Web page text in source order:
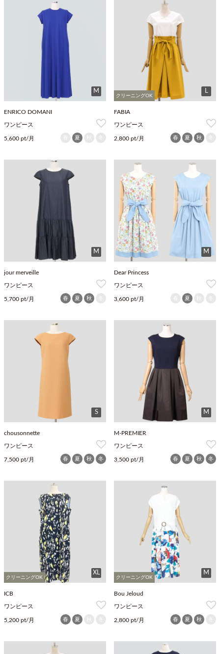
M
ENRICO DOMANI
ワンピース
5,600 pt/月 夏
クリーニングOK
L
FABIA
ワンピース
2,800 pt/月 春 夏 秋
M
jour merveille
ワンピース
5,700 pt/月 春 夏 秋
M
Dear Princess
ワンピース
3,600 pt/月 夏
S
chousonnette
ワンピース
7,500 pt/月 春 夏 秋 冬
M
M-PREMIER
ワンピース
3,500 pt/月 春 夏 秋 冬
クリーニングOK
XL
ICB
ワンピース
5,200 pt/月 春 夏
クリーニングOK
M
Bou Jeloud
ワンピース
2,800 pt/月 春 夏 秋